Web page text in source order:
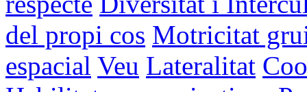
del propi cos Motricitat
espacial Veu Lateralitat